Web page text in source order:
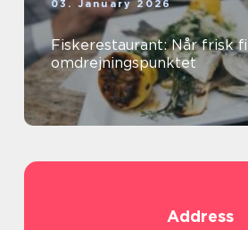
03. January 2026
Fiskerestaurant: Når frisk
omdrejningspunktet
Address